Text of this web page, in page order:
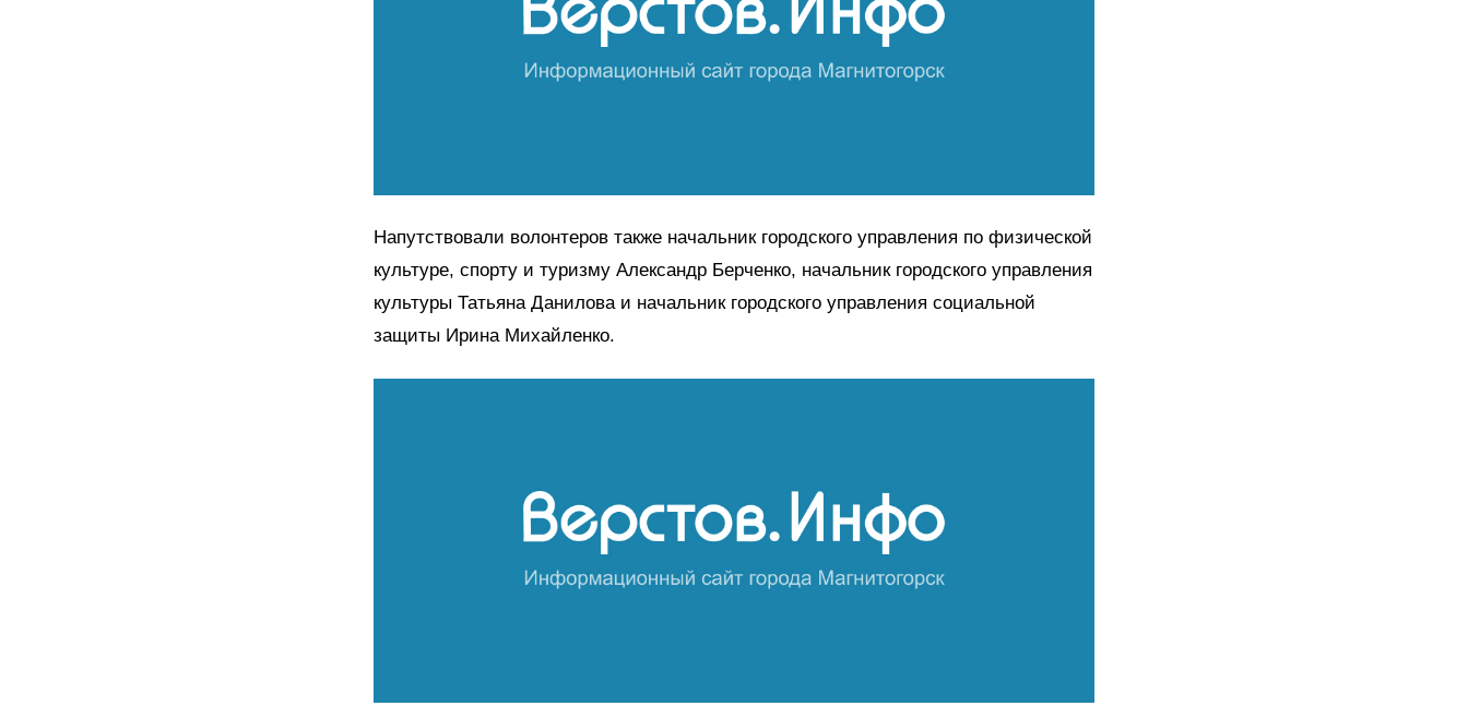
Напутствовали волонтеров также начальник городского управления по физической
культуре, спорту и туризму Александр Берченко, начальник городского управления
культуры Татьяна Данилова и начальник городского управления социальной
защиты Ирина Михайленко.